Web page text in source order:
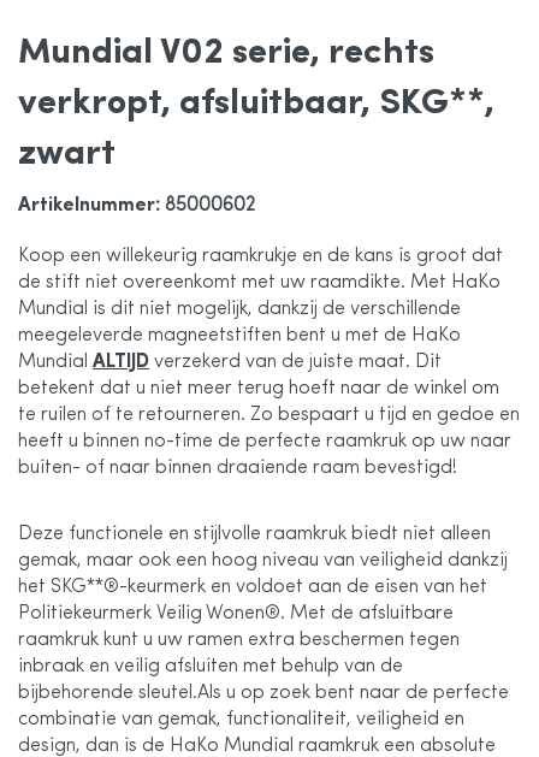
Mundial V02 serie, rechts
verkropt, afsluitbaar, SKG**,
zwart
Artikelnummer: 85000602
Koop een willekeurig raamkrukje en de kans is groot dat
de stift niet overeenkomt met uw raamdikte. Met HaKo
Mundial is dit niet mogelijk, dankzij de verschillende
meegeleverde magneetstiften bent u met de HaKo
Mundial ALTIJD verzekerd van de juiste maat. Dit
betekent dat u niet meer terug hoeft naar de winkel om
te ruilen of te retourneren. Zo bespaart u tijd en gedoe en
heeft u binnen no-time de perfecte raamkruk op uw naar
buiten- of naar binnen draaiende raam bevestigd!
Deze functionele en stijlvolle raamkruk biedt niet alleen
gemak, maar ook een hoog niveau van veiligheid dankzij
het SKG**®-keurmerk en voldoet aan de eisen van het
Politiekeurmerk Veilig Wonen®. Met de afsluitbare
raamkruk kunt u uw ramen extra beschermen tegen
inbraak en veilig afsluiten met behulp van de
bijbehorende sleutel.Als u op zoek bent naar de perfecte
combinatie van gemak, functionaliteit, veiligheid en
design, dan is de HaKo Mundial raamkruk een absolute
begin
van
de
gallerij